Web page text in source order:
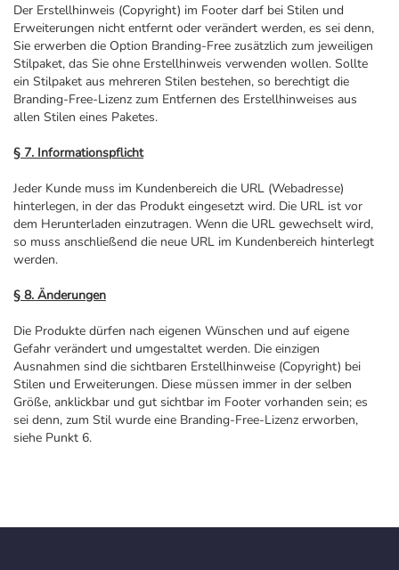
Der Erstellhinweis (Copyright) im Footer darf bei Stilen und
Erweiterungen nicht entfernt oder verändert werden, es sei denn,
Sie erwerben die Option Branding-Free zusätzlich zum jeweiligen
Stilpaket, das Sie ohne Erstellhinweis verwenden wollen. Sollte
ein Stilpaket aus mehreren Stilen bestehen, so berechtigt die
Branding-Free-Lizenz zum Entfernen des Erstellhinweises aus
allen Stilen eines Paketes.
§ 7. Informationspflicht
Jeder Kunde muss im Kundenbereich die URL (Webadresse)
hinterlegen, in der das Produkt eingesetzt wird. Die URL ist vor
dem Herunterladen einzutragen. Wenn die URL gewechselt wird,
so muss anschließend die neue URL im Kundenbereich hinterlegt
werden.
§ 8. Änderungen
Die Produkte dürfen nach eigenen Wünschen und auf eigene
Gefahr verändert und umgestaltet werden. Die einzigen
Ausnahmen sind die sichtbaren Erstellhinweise (Copyright) bei
Stilen und Erweiterungen. Diese müssen immer in der selben
Größe, anklickbar und gut sichtbar im Footer vorhanden sein; es
sei denn, zum Stil wurde eine Branding-Free-Lizenz erworben,
siehe Punkt 6.